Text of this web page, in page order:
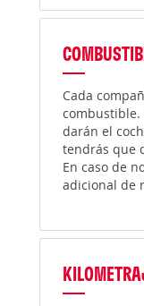
Cada
combustible.
darán el
tendrás que
En caso de
adicional de